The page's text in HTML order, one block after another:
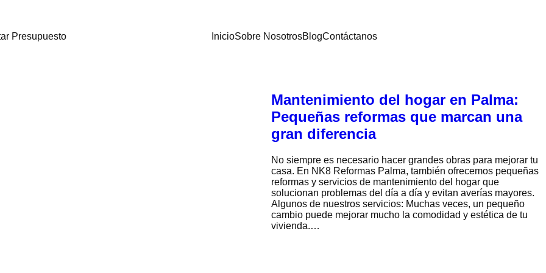
Presupuesto InicioSobre NosotrosBlogContáctanos
Mantenimiento del hogar en Palma:
Pequeñas reformas que marcan una
gran diferencia
No siempre es necesario hacer grandes obras para mejorar tu
casa. En NK8 Reformas Palma, también ofrecemos pequeñas
reformas y servicios de mantenimiento del hogar que
solucionan problemas del día a día y evitan averías mayores.
Algunos de nuestros servicios: Muchas veces, un pequeño
cambio puede mejorar mucho la comodidad y estética de tu
vivienda.…